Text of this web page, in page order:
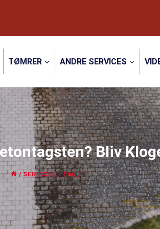
TØMRER ANDRE SERVICES
Bliv
/ SERVICES/TAG/